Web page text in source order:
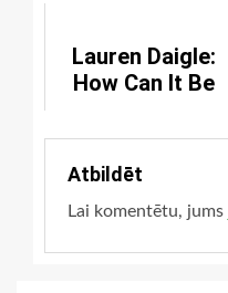
Lauren Daigle:
How Can It Be
Atbildēt
Lai komentētu, jums